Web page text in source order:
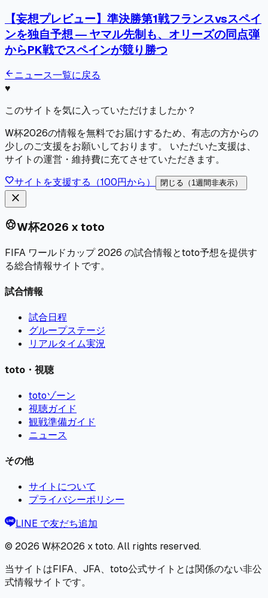
【妄想プレビュー】準決勝第1戦フランスvsスペイ
ンを独自予想 ― ヤマル先制も、オリーズの同点弾
からPK戦でスペインが競り勝つ
arrow_back ニュース一覧に戻る
♥
このサイトを気に入っていただけましたか？
W杯2026の情報を無料でお届けするため、有志の方からの
少しのご支援をお願いしております。 いただいた支援は、
サイトの運営・維持費に充てさせていただきます。
favoriteサイトを支援する（100円から） 閉じる（1週間非表示）
close
sports_soccerW杯2026 x toto
FIFA ワールドカップ 2026 の試合情報とtoto予想を提供す
る総合情報サイトです。
試合情報
試合日程
グループステージ
リアルタイム実況
toto・視聴
totoゾーン
視聴ガイド
観戦準備ガイド
ニュース
その他
サイトについて
プライバシーポリシー
LINE で友だち追加
© 2026 W杯2026 x toto. All rights reserved.
当サイトはFIFA、JFA、toto公式サイトとは関係のない非公
式情報サイトです。